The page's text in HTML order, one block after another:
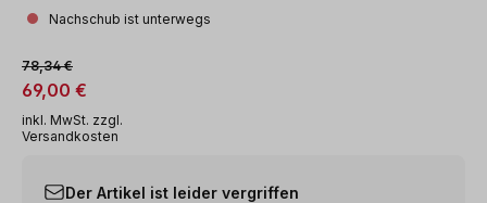
Nachschub ist unterwegs
Verkaufspreis:
69,00 €
Regulärer Preis:
78,34 €
inkl. MwSt. zzgl.
Versandkosten
Der Artikel ist leider vergriffen